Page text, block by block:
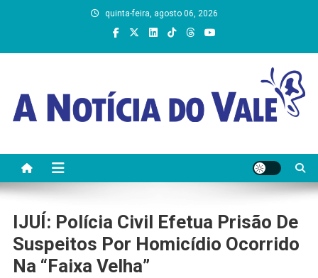
quinta-feira, agosto 06, 2026
IJUÍ: Polícia Civil Efetua Prisão De
Suspeitos Por Homicídio Ocorrido
Na “Faixa Velha”